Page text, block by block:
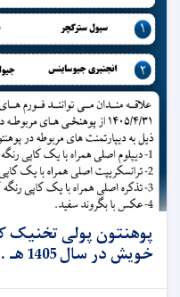
پوهنتون پولی تخنیک
خویش در سال 1405 هـ . ش محصل می پذیرد.